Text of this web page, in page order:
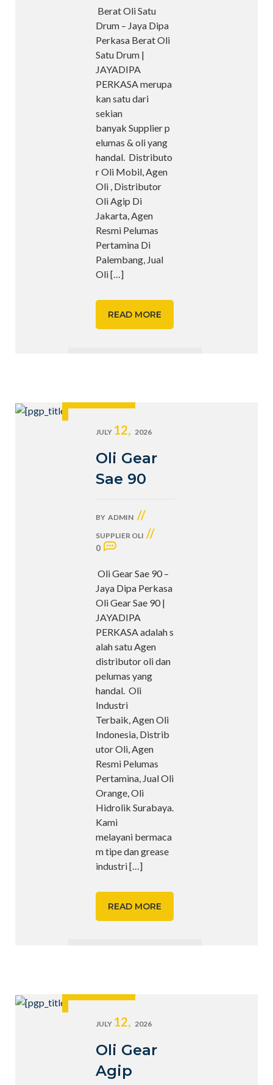
Berat Oli Satu
Drum – Jaya Dipa
Perkasa Berat Oli
Satu Drum |
JAYADIPA
PERKASA merupa
kan satu dari
sekian
banyak Supplier p
elumas & oli yang
handal. Distributo
r Oli Mobil, Agen
Oli , Distributor
Oli Agip Di
Jakarta, Agen
Resmi Pelumas
Pertamina Di
Palembang, Jual
Oli[…]
READ MORE
JULY 12, 2026
Oli Gear
Sae 90
BY ADMIN //
SUPPLIER OLI //
0
Oli Gear Sae 90 –
Jaya Dipa Perkasa
Oli Gear Sae 90 |
JAYADIPA
PERKASA adalah s
alah satu Agen
distributor oli dan
pelumas yang
handal. Oli
Industri
Terbaik, Agen Oli
Indonesia, Distrib
utor Oli, Agen
Resmi Pelumas
Pertamina, Jual Oli
Orange, Oli
Hidrolik Surabaya.
Kami
melayani bermaca
m tipe dan grease
industri[…]
READ MORE
JULY 12, 2026
Oli Gear
Agip